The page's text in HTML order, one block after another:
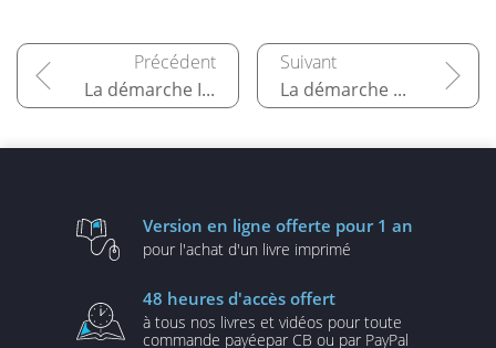
La démarche ITIL 4 La démarche COBIT
Version en ligne offerte pour 1 an
pour l'achat d'un livre imprimé
48 heures d'accès offert
à tous nos livres et vidéos pour toute
commande payéepar CB ou par PayPal